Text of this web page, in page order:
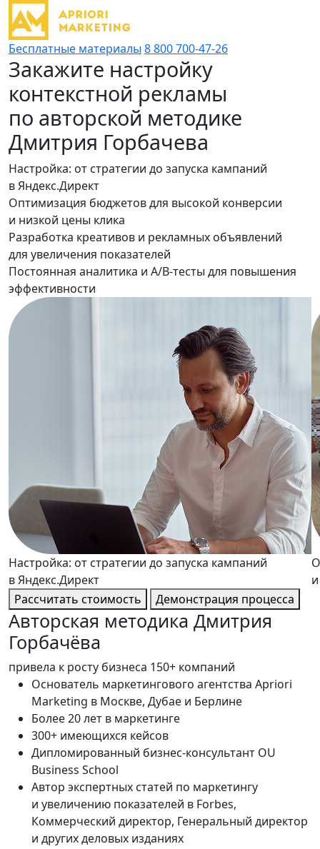
Бесплатные материалы 8 800 700-47-26
Закажите настройку
контекстной рекламы
по авторской методике
Дмитрия Горбачева
Настройка: от стратегии до запуска кампаний
в Яндекс.Директ
Оптимизация бюджетов для высокой конверсии
и низкой цены клика
Разработка креативов и рекламных объявлений
для увеличения показателей
Постоянная аналитика и A/B-тесты для повышения
эффективности
Настройка: от стратегии до запуска кампаний
в Яндекс.Директ
Рассчитать стоимость
Демонстрация процесса
Авторская методика Дмитрия
Горбачёва
привела к росту бизнеса 150+ компаний
Основатель маркетингового агентства Apriori
Marketing в Москве, Дубае и Берлине
Более 20 лет в маркетинге
300+ имеющихся кейсов
Дипломированный бизнес-консультант OU
Business School
Автор экспертных статей по маркетингу
и увеличению показателей в Forbes,
Коммерческий директор, Генеральный директор
и других деловых изданиях